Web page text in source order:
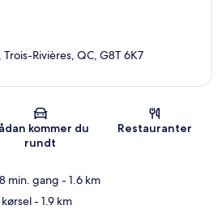
Kort
Rivières, QC, G8T 6K7
kommer du
rundt
Restauranter
min. gang - 1.6 km
- 1.9 km